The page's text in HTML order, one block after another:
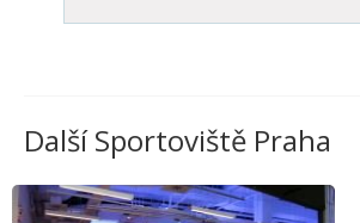
Další Sportoviště Praha